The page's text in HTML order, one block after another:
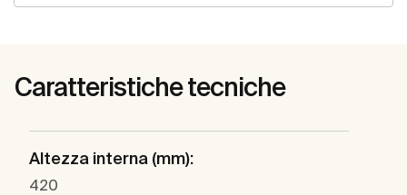
Caratteristiche tecniche
Altezza interna (mm):
420